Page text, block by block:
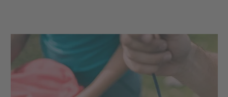
troverete invece luoghi meravigliosi e vette solitarie,
ideali per escursioni ad alta quota nell'Alto Adige e
per immergersi nella pace e nella tranquillità della
natura.